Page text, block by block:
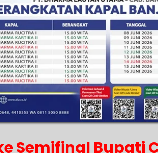
Semifinal Bupati